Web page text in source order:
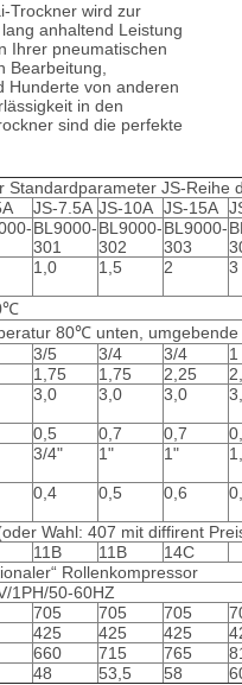
Trockner wird zur
anhaltend Leistung
Ihrer pneumatischen
Bearbeitung,
Hunderte von anderen
in den
sind die perfekte
Standardparameter JS-Reihe
JS-7.5A JS-10A JS-15A
BL9000-
301
BL9000-
302
BL9000-
303
1,0 1,5 2 3
80℃ unten,
3/5 3/4 3/4
1
1,75 1,75 2,25
3,0 3,0 3,0
0,5 0,7 0,7
3/4" 1" 1"
0,4 0,5 0,6
Wahl: 407 mit diffirent
11B 11B
14C
Rollenkompressor
1PH/50-60HZ
705 705 705
425 425 425
660 715 765
48 53,5 58